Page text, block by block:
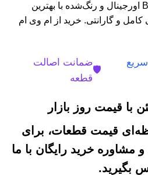
گلگیر جلو راست بسترن B30 اورجینال و رنگ‌شده با بهترین
و گارانتی. خرید از ام وی ام
🛡️
ضمانت اصالت
قطعه
با قیمت روز بازار
قیمت قطعات، برای
مشاوره خرید رایگان با ما
بگیرید.